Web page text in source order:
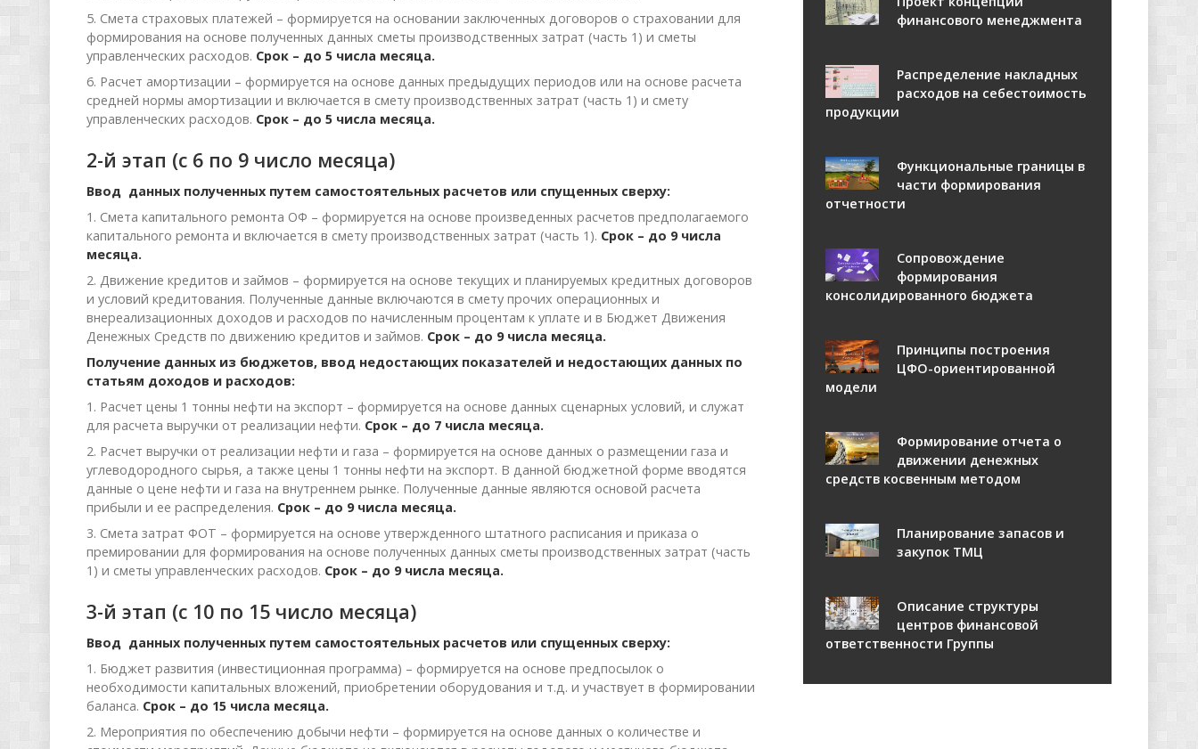
5. Смета страховых платежей – формируется на основании заключенных договоров о страховании для
формирования на основе полученных данных сметы производственных затрат (часть 1) и сметы
управленческих расходов. Срок – до 5 числа месяца.
6. Расчет амортизации – формируется на основе данных предыдущих периодов или на основе расчета
средней нормы амортизации и включается в смету производственных затрат (часть 1) и смету
управленческих расходов. Срок – до 5 числа месяца.
2-й этап (с 6 по 9 число месяца)
Ввод данных полученных путем самостоятельных расчетов или спущенных сверху:
1. Смета капитального ремонта ОФ – формируется на основе произведенных расчетов предполагаемого
капитального ремонта и включается в смету производственных затрат (часть 1). Срок – до 9 числа
месяца.
2. Движение кредитов и займов – формируется на основе текущих и планируемых кредитных договоров
и условий кредитования. Полученные данные включаются в смету прочих операционных и
внереализационных доходов и расходов по начисленным процентам к уплате и в Бюджет Движения
Денежных Средств по движению кредитов и займов. Срок – до 9 числа месяца.
Получение данных из бюджетов, ввод недостающих показателей и недостающих данных по
статьям доходов и расходов:
1. Расчет цены 1 тонны нефти на экспорт – формируется на основе данных сценарных условий, и служат
для расчета выручки от реализации нефти. Срок – до 7 числа месяца.
2. Расчет выручки от реализации нефти и газа – формируется на основе данных о размещении газа и
углеводородного сырья, а также цены 1 тонны нефти на экспорт. В данной бюджетной форме вводятся
данные о цене нефти и газа на внутреннем рынке. Полученные данные являются основой расчета
прибыли и ее распределения. Срок – до 9 числа месяца.
3. Смета затрат ФОТ – формируется на основе утвержденного штатного расписания и приказа о
премировании для формирования на основе полученных данных сметы производственных затрат (часть
1) и сметы управленческих расходов. Срок – до 9 числа месяца.
3-й этап (с 10 по 15 число месяца)
Ввод данных полученных путем самостоятельных расчетов или спущенных сверху:
1. Бюджет развития (инвестиционная программа) – формируется на основе предпосылок о
необходимости капитальных вложений, приобретении оборудования и т.д. и участвует в формировании
баланса. Срок – до 15 числа месяца.
2. Мероприятия по обеспечению добычи нефти – формируется на основе данных о количестве и
финансового менеджмента
Распределение накладных
расходов на себестоимость
продукции
Функциональные границы в
части формирования
отчетности
Сопровождение
формирования
консолидированного бюджета
Принципы построения
ЦФО-ориентированной
модели
Формирование отчета о
движении денежных
средств косвенным методом
Планирование запасов и
закупок ТМЦ
Описание структуры
центров финансовой
ответственности Группы